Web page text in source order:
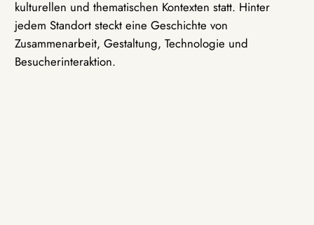
kulturellen und thematischen Kontexten statt. Hinter
jedem Standort steckt eine Geschichte von
Zusammenarbeit, Gestaltung, Technologie und
Besucherinteraktion.